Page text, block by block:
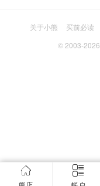
关于小熊 买前必读
© 2003-2026